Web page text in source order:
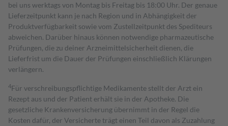
bei uns werktags von Montag bis Freitag bis 18:00 Uhr. Der genaue
Lieferzeitpunkt kann je nach Region und in Abhängigkeit der
Produktverfügbarkeit sowie vom Zustellzeitpunkt des Spediteurs
abweichen. Darüber hinaus können notwendige pharmazeutische
Prüfungen, die zu deiner Arzneimittelsicherheit dienen, die
Lieferfrist um die Dauer der Prüfungen einschließlich Klärungen
verlängern.
4Für verschreibungspflichtige Medikamente stellt der Arzt ein
Rezept aus und der Patient erhält sie in der Apotheke. Die
gesetzliche Krankenversicherung übernimmt in der Regel die
Kosten dafür, der Versicherte trägt einen Teil davon als Zuzahlung